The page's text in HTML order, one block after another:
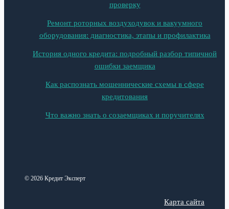
проверку
Ремонт роторных воздуходувок и вакуумного
оборудования: диагностика, этапы и профилактика
История одного кредита: подробный разбор типичной
ошибки заемщика
Как распознать мошеннические схемы в сфере
кредитования
Что важно знать о созаемщиках и поручителях
© 2026 Кредит Эксперт
Карта сайта